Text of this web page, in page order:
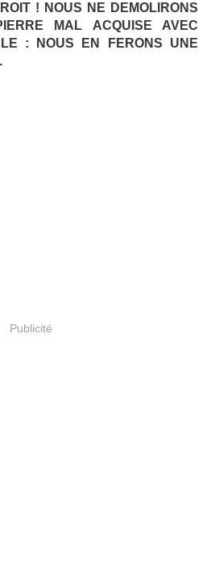
! NOUS NE DEMOLIRONS
MAL ACQUISE AVEC
: NOUS EN FERONS UNE
Publicité